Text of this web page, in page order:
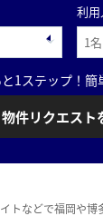
利
1ステップ！簡
物件リクエスト
トなどで福岡や博